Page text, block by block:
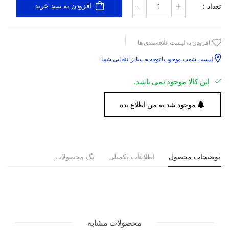
تعداد : افزودن به سبد خرید
افزودن به لیست علاقه‌مندی ها
لیست شعب موجود با توجه به سایز انتخابی شما
این کالا موجود نمی باشد.
موجود شد به من اطلاع بده
توضیحات محصول اطلاعات تکمیلی تگ محصولات
محصولات مشابه